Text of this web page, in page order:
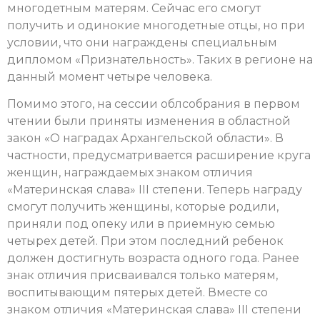
многодетным матерям. Сейчас его смогут
получить и одинокие многодетные отцы, но при
условии, что они награждены специальным
дипломом «Признательность». Таких в регионе на
данный момент четыре человека.
Помимо этого, на сессии облсобрания в первом
чтении были приняты изменения в областной
закон «О наградах Архангельской области». В
частности, предусматривается расширение круга
женщин, награждаемых знаком отличия
«Материнская слава» III степени. Теперь награду
смогут получить женщины, которые родили,
приняли под опеку или в приемную семью
четырех детей. При этом последний ребенок
должен достигнуть возраста одного года. Ранее
знак отличия присваивался только матерям,
воспитывающим пятерых детей. Вместе со
знаком отличия «Материнская слава» III степени